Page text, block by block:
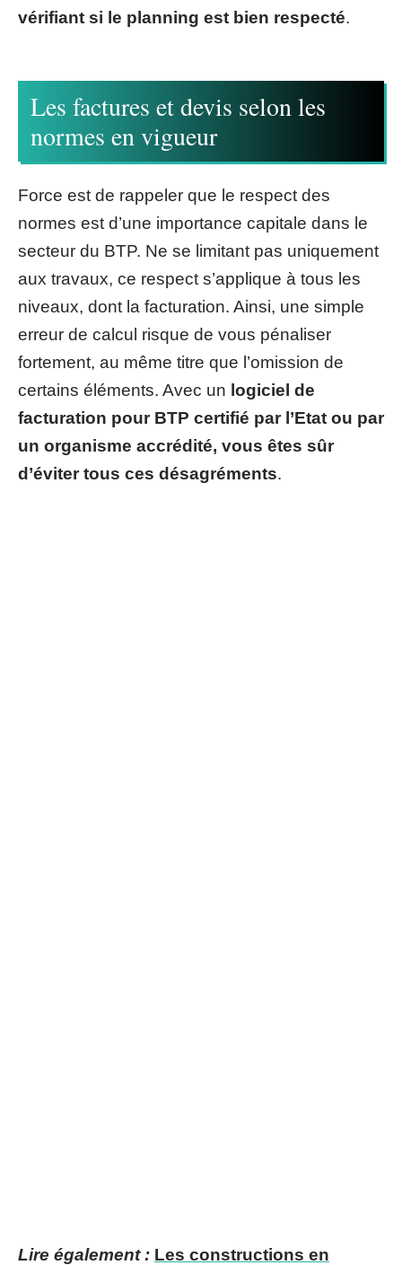
vérifiant si le planning est bien respecté.
Les factures et devis selon les
normes en vigueur
Force est de rappeler que le respect des
normes est d’une importance capitale dans le
secteur du BTP. Ne se limitant pas uniquement
aux travaux, ce respect s’applique à tous les
niveaux, dont la facturation. Ainsi, une simple
erreur de calcul risque de vous pénaliser
fortement, au même titre que l’omission de
certains éléments. Avec un logiciel de
facturation pour BTP certifié par l’Etat ou par
un organisme accrédité, vous êtes sûr
d’éviter tous ces désagréments.
Lire également : Les constructions en